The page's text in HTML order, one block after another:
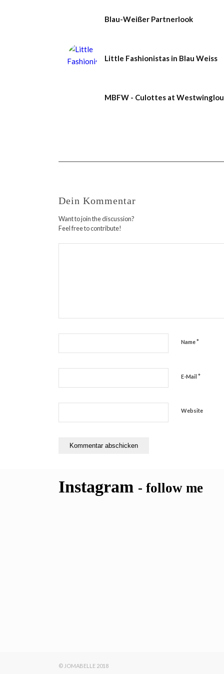
Blau-Weißer Partnerlook
Little Fashionistas in Blau Weiss
MBFW - Culottes at
Dein Kommentar
Want to join the discussion?
Feel free to contribute!
Name*
E-Mail*
Website
Instagram - follow me
© JOMABELLE 2018